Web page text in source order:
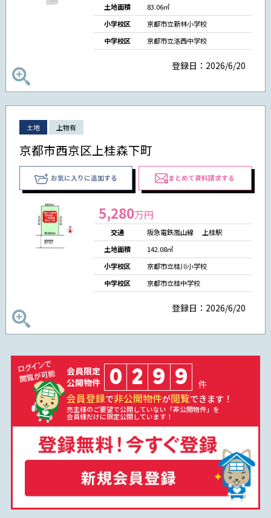
土地面積
83.06㎡
小学校区
京都市立新林小学校
中学校区
京都市立洛西中学校
登録日：2026/6/20
土地 上物有
京都市西京区上桂森下町
お気に入りに追加する まとめて資料請求する
5,280万円
交通
阪急電鉄嵐山線 上桂駅
土地面積
142.08㎡
小学校区
京都市立桂川小学校
中学校区
京都市立桂中学校
登録日：2026/6/20
会員限定
公開物件
0 2 9 9 件
会員登録で非公開物件が閲覧できます！
売主様のご要望で公開していない「非公開物件」を
会員様だけに限定公開しています！